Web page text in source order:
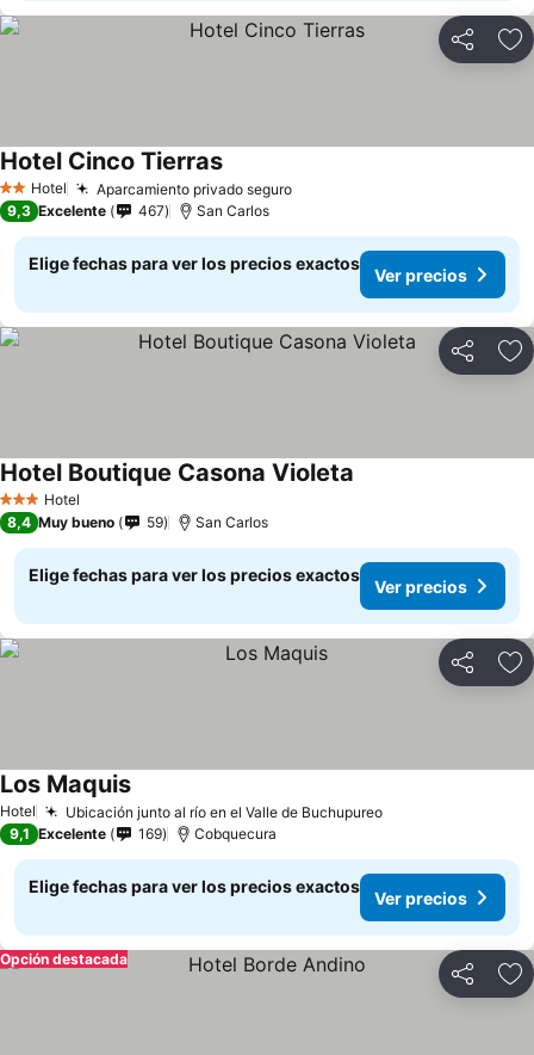
Compartir
2 Estrellas
Hotel Aparcamiento privado seguro
Hotel Cinco Tierras
9,3 Excelente 467 San Carlos
Elige fechas para ver los precios exactos
Ver precios
Compartir
3 Estrellas
Hotel
Hotel Boutique Casona Violeta
8,4 Muy bueno 59 San Carlos
Elige fechas para ver los precios exactos
Ver precios
Compartir
Hotel Ubicación junto al río en el Valle de Buchupureo
Los Maquis
9,1 Excelente 169 Cobquecura
Elige fechas para ver los precios exactos
Ver precios
Compartir
Opción destacada